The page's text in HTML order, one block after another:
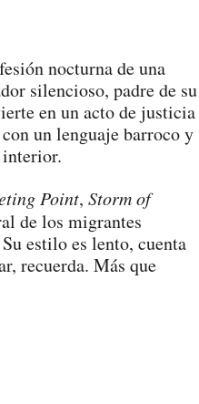
nocturna de una
silencioso, padre de su
en un acto de justicia
un lenguaje barroco y
Point, Storm of
de los migrantes
estilo es lento, cuenta
recuerda. Más que